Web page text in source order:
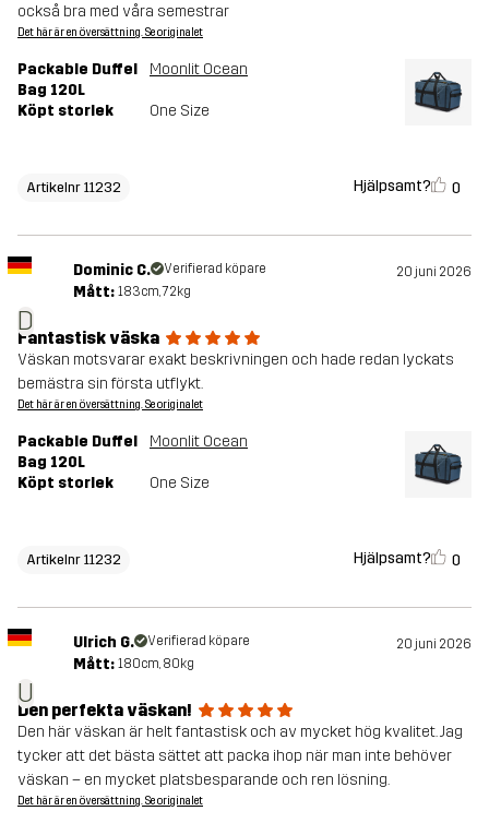
också bra med våra semestrar
Det här är en översättning. Se originalet
Packable Duffel
Bag 120L
Moonlit Ocean
Köpt storlek One Size
Artikelnr 11232 Hjälpsamt? 0
D
Dominic C. Verifierad köpare 20 juni 2026
Mått: 183cm, 72kg
Fantastisk väska
Väskan motsvarar exakt beskrivningen och hade redan lyckats
bemästra sin första utflykt.
Det här är en översättning. Se originalet
Packable Duffel
Bag 120L
Moonlit Ocean
Köpt storlek One Size
Artikelnr 11232 Hjälpsamt? 0
U
Ulrich G. Verifierad köpare 20 juni 2026
Mått: 180cm, 80kg
Den perfekta väskan!
Den här väskan är helt fantastisk och av mycket hög kvalitet. Jag
tycker att det bästa sättet att packa ihop när man inte behöver
väskan – en mycket platsbesparande och ren lösning.
Det här är en översättning. Se originalet